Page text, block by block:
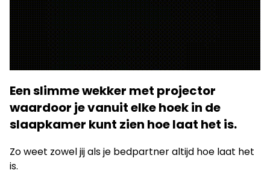
Een slimme wekker met projector
waardoor je vanuit elke hoek in de
slaapkamer kunt zien hoe laat het is.
Zo weet zowel jij als je bedpartner altijd hoe laat het
is.